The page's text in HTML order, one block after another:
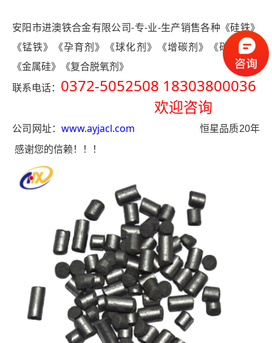
安阳市进澳铁合金有限公司-专-业-生产销售各种《硅铁》
《锰铁》《孕育剂》《球化剂》《增碳剂》《碳化硅》
《金属硅》《复合脱氧剂》
联系电话： 0372-5052508 18303800036
欢迎咨询
公司网址：www.ayjacl.com 恒星品质20年
感谢您的信赖！！！